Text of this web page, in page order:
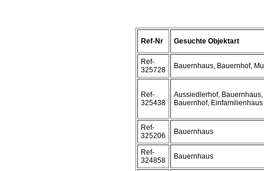
Ref-Nr Gesuchte Objektart
Ref-
325728
Bauernhaus, Bauernhof,
Ref-
325438
Aussiedlerhof, Bauernhaus,
Bauernhof, Einfamilienhaus
Ref-
325206
Bauernhaus
Ref-
324858
Bauernhaus